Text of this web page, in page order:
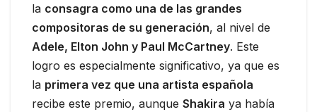
la consagra como una de las grandes
compositoras de su generación, al nivel de
Adele, Elton John y Paul McCartney. Este
logro es especialmente significativo, ya que es
la primera vez que una artista española
recibe este premio, aunque Shakira ya había